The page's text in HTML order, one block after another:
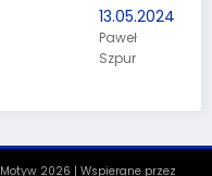
Motyw 2026 | Wspierane przez